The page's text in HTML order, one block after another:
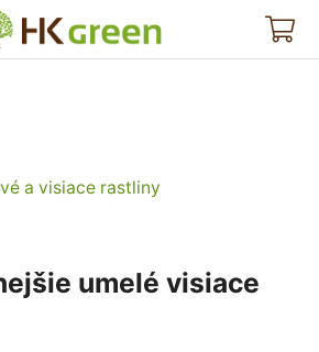
a visiace rastliny
umelé visiace